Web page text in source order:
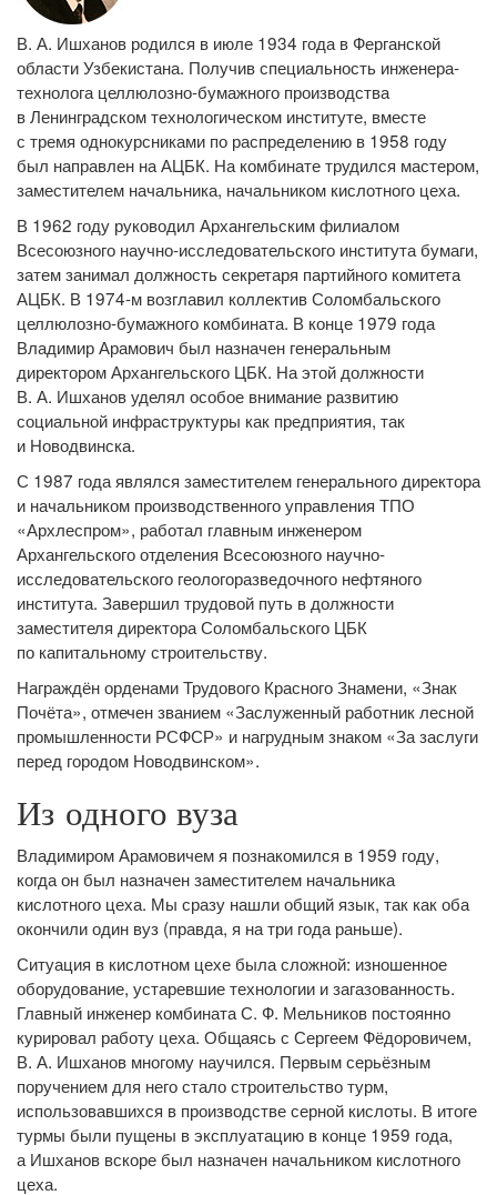
В. А. Ишханов родился в июле 1934 года в Ферганской
области Узбекистана. Получив специальность инженера-
технолога целлюлозно-бумажного производства
в Ленинградском технологическом институте, вместе
с тремя однокурсниками по распределению в 1958 году
был направлен на АЦБК. На комбинате трудился мастером,
заместителем начальника, начальником кислотного цеха.
В 1962 году руководил Архангельским филиалом
Всесоюзного научно-исследовательского института бумаги,
затем занимал должность секретаря партийного комитета
АЦБК. В 1974‑м возглавил коллектив Соломбальского
целлюлозно-бумажного комбината. В конце 1979 года
Владимир Арамович был назначен генеральным
директором Архангельского ЦБК. На этой должности
В. А. Ишханов уделял особое внимание развитию
социальной инфраструктуры как предприятия, так
и Новодвинска.
С 1987 года являлся заместителем генерального директора
и начальником производственного управления ТПО
«Архлеспром», работал главным инженером
Архангельского отделения Всесоюзного научно-
исследовательского геологоразведочного нефтяного
института. Завершил трудовой путь в должности
заместителя директора Соломбальского ЦБК
по капитальному строительству.
Награждён орденами Трудового Красного Знамени, «Знак
Почёта», отмечен званием «Заслуженный работник лесной
промышленности РСФСР» и нагрудным знаком «За заслуги
перед городом Новодвинском».
Из одного вуза
Владимиром Арамовичем я познакомился в 1959 году,
когда он был назначен заместителем начальника
кислотного цеха. Мы сразу нашли общий язык, так как оба
окончили один вуз (правда, я на три года раньше).
Ситуация в кислотном цехе была сложной: изношенное
оборудование, устаревшие технологии и загазованность.
Главный инженер комбината С. Ф. Мельников постоянно
курировал работу цеха. Общаясь с Сергеем Фёдоровичем,
В. А. Ишханов многому научился. Первым серьёзным
поручением для него стало строительство турм,
использовавшихся в производстве серной кислоты. В итоге
турмы были пущены в эксплуатацию в конце 1959 года,
а Ишханов вскоре был назначен начальником кислотного
цеха.